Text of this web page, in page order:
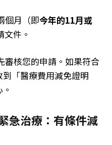
個月（即今年的11月或
件。
審核您的申請。如果符合
「醫療費用減免證明
急治療：有條件減